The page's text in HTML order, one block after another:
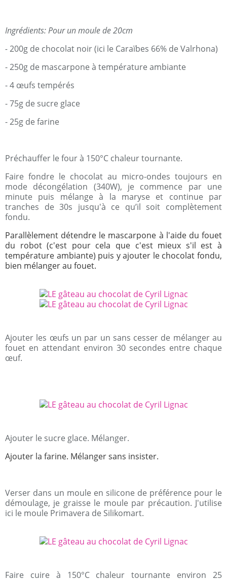
Ingrédients: Pour un moule de 20cm
-200g de chocolat noir (ici le Caraïbes 66% de Valrhona)
- 250g de mascarpone à température ambiante
- 4 œufs tempérés
- 75g de sucre glace
- 25g de farine
Préchauffer le four à 150°C chaleur tournante.
Faire fondre le chocolat au micro-ondes toujours en
mode décongélation (340W), je commence par une
minute puis mélange à la maryse et continue par
tranches de 30s jusqu'à ce qu’il soit complètement
fondu.
Parallèlement détendre le mascarpone à l'aide du fouet
du robot (c'est pour cela que c'est mieux s'il est à
température ambiante) puis y ajouter le chocolat fondu,
bien mélanger au fouet.
Ajouter les œufs un par un sans cesser de mélanger au
fouet en attendant environ 30 secondes entre chaque
œuf.
Ajouter le sucre glace. Mélanger.
Ajouter la farine. Mélanger sans insister.
Verser dans un moule en silicone de préférence pour le
démoulage, je graisse le moule par précaution. J'utilise
ici le moule Primavera de Silikomart.
Faire cuire à 150°C chaleur tournante environ 25